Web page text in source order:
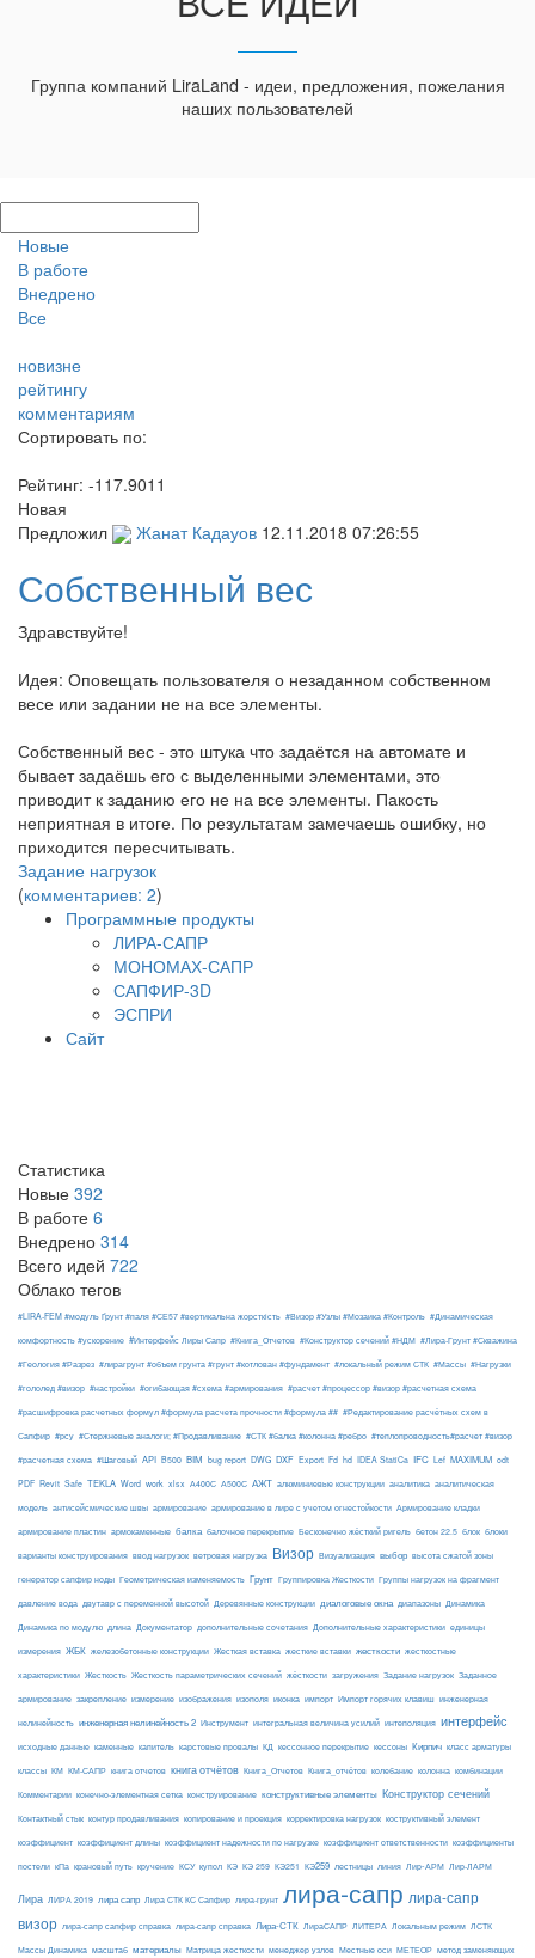
Группа компаний LiraLand - идеи, предложения, пожелания
наших пользователей
Новые
В работе
Внедрено
Все
новизне
рейтингу
комментариям
Сортировать по:
Рейтинг: -117.9011
Новая
Предложил
Жанат Кадауов 12.11.2018 07:26:55
Собственный вес
Здравствуйте!
Идея: Оповещать пользователя о незаданном собственном
весе или задании не на все элементы.
Собственный вес - это штука что задаётся на автомате и
бывает задаёшь его с выделенными элементами, это
приводит к заданию его не на все элементы. Пакость
неприятная в итоге. По результатам замечаешь ошибку, но
приходится пересчитывать.
Задание нагрузок
(комментариев: 2)
Программные продукты
ЛИРА-САПР
МОНОМАХ-САПР
САПФИР-3D
ЭСПРИ
Сайт
Статистика
Новые 392
В работе 6
Внедрено 314
Всего идей 722
Облако тегов
#LIRA-FEM #модуль Ґрунт #паля #СЕ57 #вертикальна жорсткість #Визор #Узлы #Мозаика #Контроль #Динамическая
комфортность #ускорение #Интерфейс Лиры Сапр #Книга_Отчетов #Конструктор сечений #НДМ #Лира-Грунт #Скважина
#Геология #Разрез #лирагрунт #объем грунта #грунт #котлован #фундамент #локальный режим СТК #Массы #Нагрузки
#гололед #визор #настройки #огибающая #схема #армирования #расчет #процессор #визор #расчетная схема
#расшифровка расчетных формул #формула расчета прочности #формула ## #Редактирование расчётных схем в
Сапфир #рсу #Стержневые аналоги; #Продавливание #СТК #балка #колонна #ребро #теплопроводность#расчет #визор
#расчетная схема #Шаговый API B500 BIM bug report DWG DXF Export Fd hd IDEA StatiCa IFC Lef MAXIMUM odt
PDF Revit Safe TEKLA Word work xlsx А400С А500С АЖТ алюминиевые конструкции аналитика аналитическая
модель антисейсмические швы армирование армирование в лире с учетом огнестойкости Армирование кладки
армирование пластин армокаменные балка балочное перекрытие Бесконечно жёсткий ригель бетон 22.5 блок блоки
варианты конструирования ввод нагрузок ветровая нагрузка Визор Визуализация выбор высота сжатой зоны
генератор сапфир ноды Геометрическая изменяемость Грунт Группировка Жесткости Группы нагрузок на фрагмент
давление вода двутавр с переменной высотой Деревянные конструкции диалоговые окна диапазоны Динамика
Динамика по модулю длина Документатор дополнительные сочетания Дополнительные характеристики единицы
измерения ЖБК железобетонные конструкции Жесткая вставка жесткие вставки жесткости жесткостные
характеристики Жесткость Жесткость параметрических сечений жёсткости загружения Задание нагрузок Заданное
армирование закрепление измерение изображения изополя иконка импорт Импорт горячих клавиш инженерная
нелинейность инженерная нелинейность 2 Инструмент интегральная величина усилий интеполяция интерфейс
исходные данные каменные капитель карстовые провалы КД кессонное перекрытие кессоны Кирпич класс арматуры
классы КМ КМ-САПР книга отчетов книга отчётов Книга_Отчетов Книга_отчётов колебание колонна комбинации
Комментарии конечно-элементная сетка конструирование конструктивные элементы Конструктор сечений
Контактный стык контур продавливания копирование и проекция корректировка нагрузок коструктивный элемент
коэффициент коэффициент длины коэффициент надежности по нагрузке коэффициент ответственности коэффициенты
постели кПа крановый путь кручение КСУ купол КЭ КЭ 259 КЭ251 КЭ259 лестницы линия Лир-АРМ Лир-ЛАРМ
Лира ЛИРА 2019 лира сапр Лира СТК КС Сапфир лира-грунт лира-сапр лира-сапр
визор лира-сапр сапфир справка лира-сапр справка Лира-СТК ЛираСАПР ЛИТЕРА Локальным режим ЛСТК
Массы Динамика масштаб материалы Матрица жесткости менеджер узлов Местные оси МЕТЕОР метод заменяющих